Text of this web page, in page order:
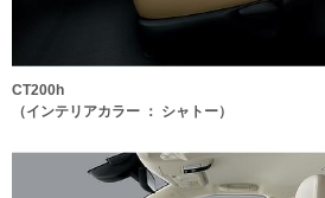
CT200h
（インテリアカラー ： シャトー）